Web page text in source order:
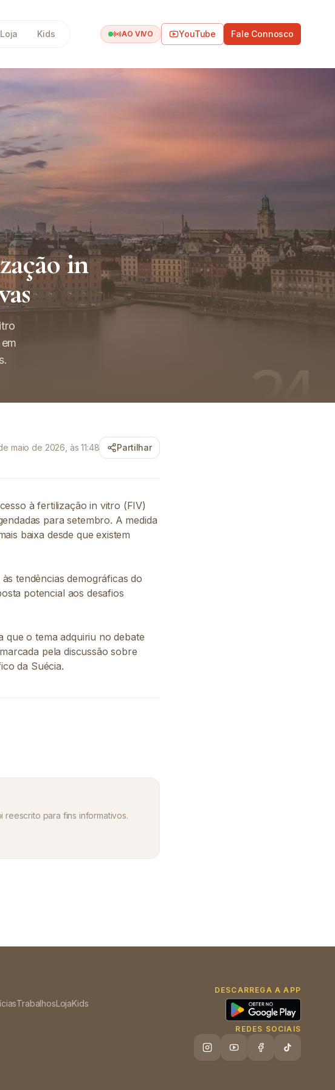
Loja Kids AO VIVO YouTube Fale Connosco
in
maio de 2026, às 11:48 Partilhar
à fertilização in vitro (FIV)
para setembro. A medida
baixa desde que existem
tendências demográficas do
potencial aos desafios
que o tema adquiriu no debate
pela discussão sobre
da Suécia.
reescrito para fins informativos.
TrabalhosLojaKids
DESCARREGA A APP
REDES SOCIAIS